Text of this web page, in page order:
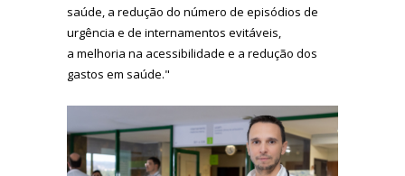
saúde, a redução do número de episódios de
urgência e de internamentos evitáveis,
a melhoria na acessibilidade e a redução dos
gastos em saúde."